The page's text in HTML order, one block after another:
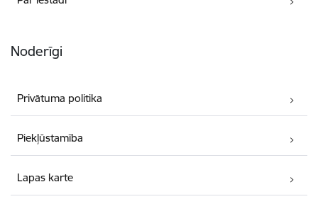
Noderīgi
Privātuma politika
Piekļūstamība
Lapas karte